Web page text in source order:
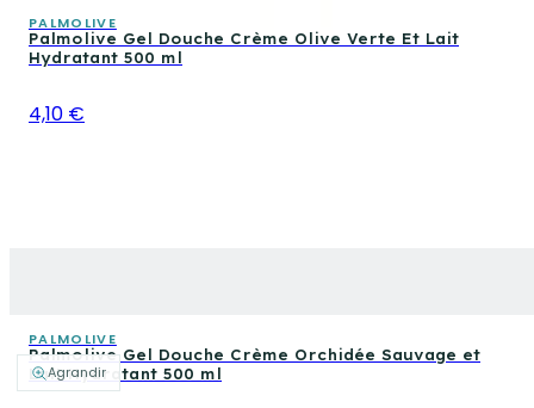
Agrandir
PALMOLIVE
Palmolive Gel Douche Crème Olive Verte Et Lait
Hydratant 500 ml
4,10 €
PALMOLIVE
Palmolive Gel Douche Crème Orchidée Sauvage et
Lait Hydratant 500 ml